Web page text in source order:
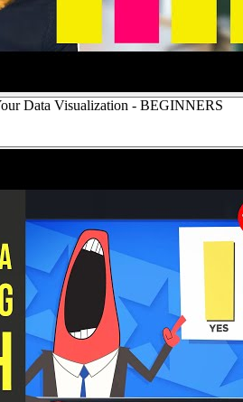
Data Visualization - BEGINNERS